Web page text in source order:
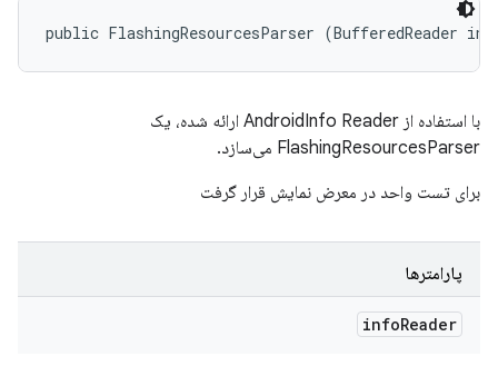
public FlashingResourcesParser (BufferedReader
با استفاده از AndroidInfo Reader ارائه شده، یک
FlashingResourcesParser می‌سازد.
برای تست واحد در معرض نمایش قرار گرفت
پارامترها
infoReader